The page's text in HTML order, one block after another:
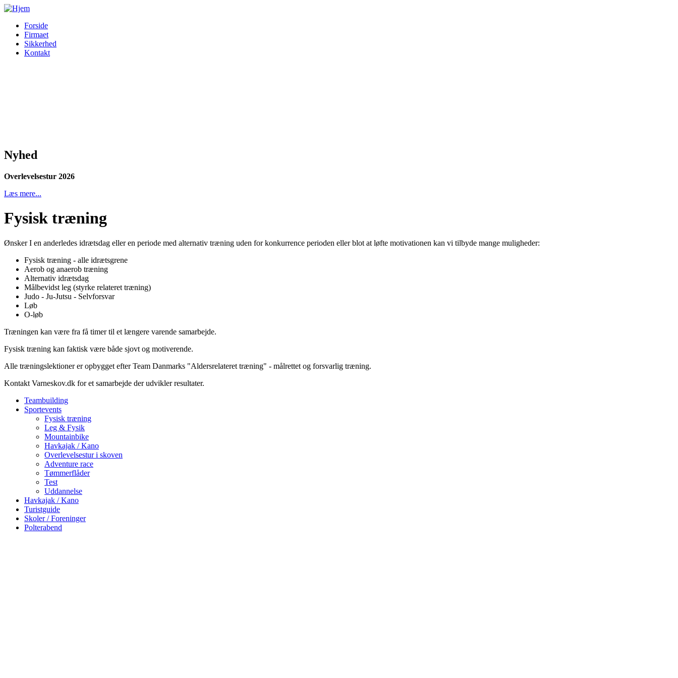
Forside
Firmaet
Sikkerhed
Kontakt
Nyhed
Overlevelsestur 2026
Læs mere...
Fysisk træning
Ønsker I en anderledes idrætsdag eller en periode med alternativ træning uden for konkurrence perioden eller blot at løfte motivationen kan vi tilbyde mange muligheder:
Fysisk træning - alle idrætsgrene
Aerob og anaerob træning
Alternativ idrætsdag
Målbevidst leg (styrke relateret træning)
Judo - Ju-Jutsu - Selvforsvar
Løb
O-løb
Træningen kan være fra få timer til et længere varende samarbejde.
Fysisk træning kan faktisk være både sjovt og motiverende.
Alle træningslektioner er opbygget efter Team Danmarks "Aldersrelateret træning" - målrettet og forsvarlig træning.
Kontakt Varneskov.dk for et samarbejde der udvikler resultater.
Teambuilding
Sportevents
Fysisk træning
Leg & Fysik
Mountainbike
Havkajak / Kano
Overlevelsestur i skoven
Adventure race
Tømmerflåder
Test
Uddannelse
Havkajak / Kano
Turistguide
Skoler / Foreninger
Polterabend